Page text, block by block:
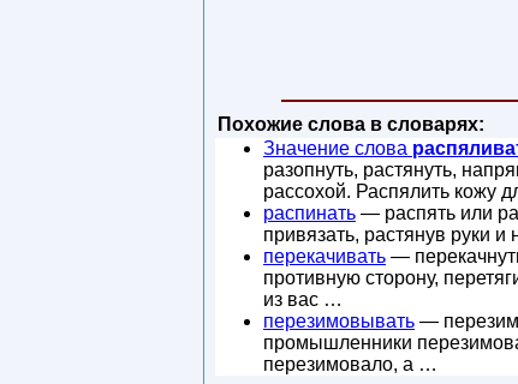
Похожие слова в словарях:
Значение слова
разопнуть, растянуть,
рассохой. Распялить кожу
распинать — распять или
привязать, растянув руки
перекачивать —
противную сторону,
из вас …
перезимовывать —
промышленники
перезимовало, а …